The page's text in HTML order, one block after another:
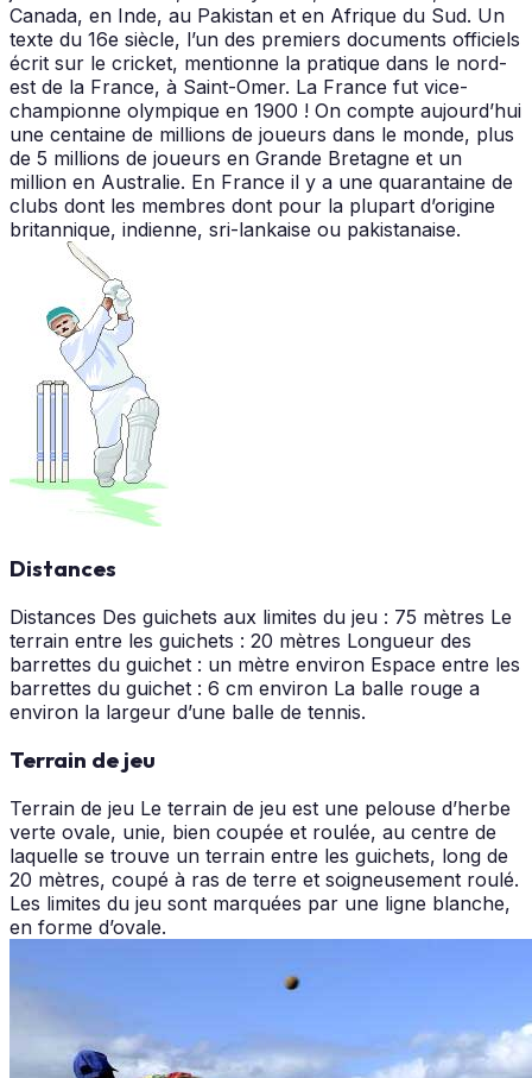
Canada, en Inde, au Pakistan et en Afrique du Sud. Un
texte du 16e siècle, l’un des premiers documents officiels
écrit sur le cricket, mentionne la pratique dans le nord-
est de la France, à Saint-Omer. La France fut vice-
championne olympique en 1900 ! On compte aujourd’hui
une centaine de millions de joueurs dans le monde, plus
de 5 millions de joueurs en Grande Bretagne et un
million en Australie. En France il y a une quarantaine de
clubs dont les membres dont pour la plupart d’origine
britannique, indienne, sri-lankaise ou pakistanaise.
Distances
Distances Des guichets aux limites du jeu : 75 mètres Le
terrain entre les guichets : 20 mètres Longueur des
barrettes du guichet : un mètre environ Espace entre les
barrettes du guichet : 6 cm environ La balle rouge a
environ la largeur d’une balle de tennis.
Terrain de jeu
Terrain de jeu Le terrain de jeu est une pelouse d’herbe
verte ovale, unie, bien coupée et roulée, au centre de
laquelle se trouve un terrain entre les guichets, long de
20 mètres, coupé à ras de terre et soigneusement roulé.
Les limites du jeu sont marquées par une ligne blanche,
en forme d’ovale.